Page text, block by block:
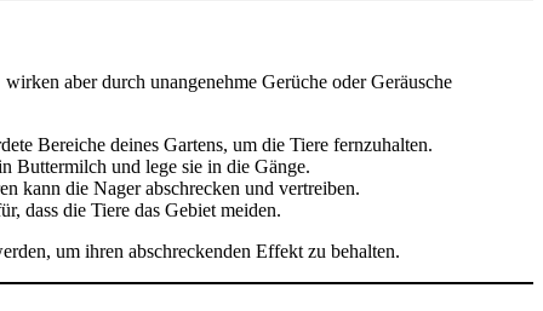
aber durch unangenehme Gerüche oder Geräusche
Bereiche deines Gartens, um die Tiere fernzuhalten.
Buttermilch und lege sie in die Gänge.
kann die Nager abschrecken und vertreiben.
dass die Tiere das Gebiet meiden.
um ihren abschreckenden Effekt zu behalten.